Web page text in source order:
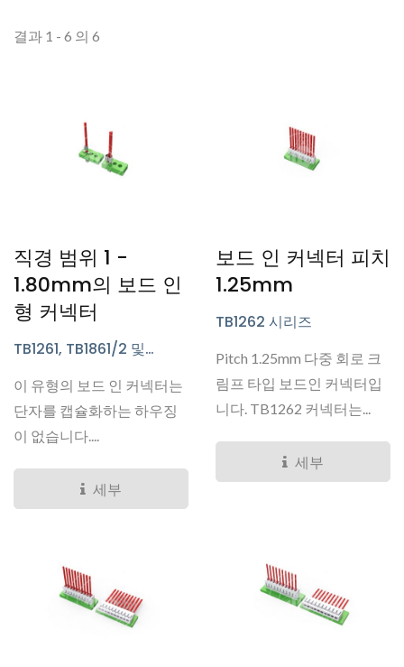
결과 1 - 6 의 6
직경 범위 1 -
1.80mm의 보드 인
형 커넥터
TB1261, TB1861/2 및
이 유형의 보드 인 커넥터는
단자를 캡슐화하는 하우징
이 없습니다....
세부
보드 인 커넥터 피치
1.25mm
TB1262 시리즈
Pitch 1.25mm 다중 회로 크
림프 타입 보드인 커넥터입
니다. TB1262 커넥터는...
세부